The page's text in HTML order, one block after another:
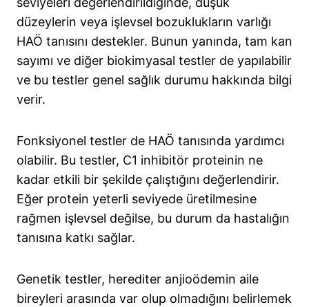
düzeylerin veya işlevsel bozuklukların varlığı
HAÖ tanısını destekler. Bunun yanında, tam kan
sayımı ve diğer biokimyasal testler de yapılabilir
ve bu testler genel sağlık durumu hakkında bilgi
verir.
Fonksiyonel testler de HAÖ tanısında yardımcı
olabilir. Bu testler, C1 inhibitör proteinin ne
kadar etkili bir şekilde çalıştığını değerlendirir.
Eğer protein yeterli seviyede üretilmesine
rağmen işlevsel değilse, bu durum da hastalığın
tanısına katkı sağlar.
Genetik testler, herediter anjioödemin aile
bireyleri arasında var olup olmadığını belirlemek